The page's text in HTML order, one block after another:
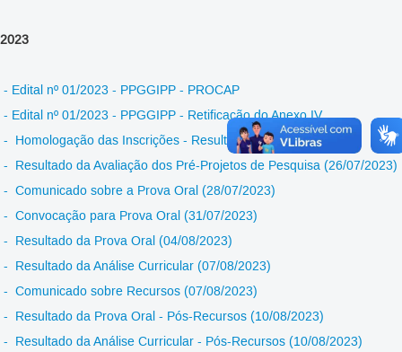
2023
- Edital nº 01/2023 - PPGGIPP - PROCAP
- Edital nº 01/2023 - PPGGIPP - Retificação do Anexo IV
- Homologação das Inscrições - Resultado
- Resultado da Avaliação dos Pré-Projetos de Pesquisa (26/07/2023)
- Comunicado sobre a Prova Oral (28/07/2023)
- Convocação para Prova Oral (31/07/2023)
- Resultado da Prova Oral (04/08/2023)
- Resultado da Análise Curricular (07/08/2023)
- Comunicado sobre Recursos (07/08/2023)
- Resultado da Prova Oral - Pós-Recursos (10/08/2023)
- Resultado da Análise Curricular - Pós-Recursos (10/08/2023)